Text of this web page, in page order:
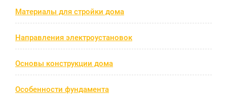
Материалы для стройки дома
Направления электроустановок
Основы конструкции дома
Особенности фундамента